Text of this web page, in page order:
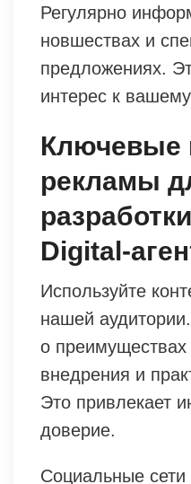
Регулярно
новшествах и
предложениях.
интерес к
Ключевые
рекламы
Digital-
Используйте
нашей
о
внедрения и
Это привлекает
доверие.
Социальные сети